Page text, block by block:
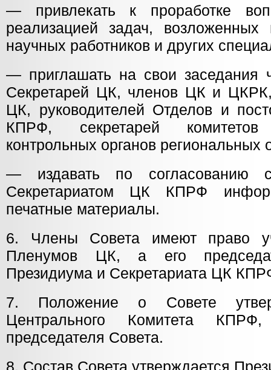
— привлекать к проработке
реализацией задач, возложенных
научных работников и других
— приглашать на свои заседания
Секретарей ЦК, членов ЦК и
ЦК, руководителей Отделов и
КПРФ, секретарей
контрольных органов
— издавать по согласованию
Секретариатом ЦК КПРФ
печатные материалы.
6. Члены Совета имеют право
Пленумов ЦК, а его
Президиума и Секретариата ЦК
7. Положение о Совете
Центрального Комитета
председателя Совета.
8. Состав Совета утверждается